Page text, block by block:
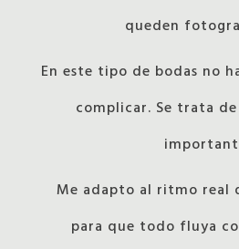
queden
En este tipo de bodas no
complicar. Se trata
Me adapto al ritmo real
para que todo fluya